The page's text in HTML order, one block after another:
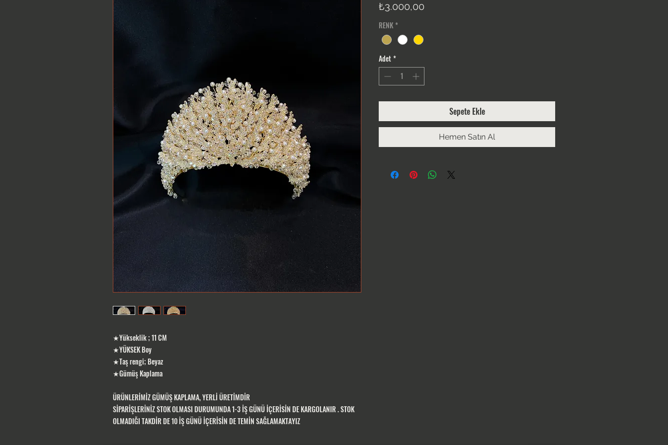
★Yükseklik ; 11 CM
★YÜKSEK Boy
★Taş rengi; Beyaz
★Gümüş Kaplama
ÜRÜNLERİMİZ GÜMÜŞ KAPLAMA, YERLİ ÜRETİMDİR
SİPARİŞLERİNİZ STOK OLMASI DURUMUNDA 1-3 İŞ GÜNÜ İÇERİSİN DE KARGOLANIR . STOK
OLMADIĞI TAKDİR DE 10 İŞ GÜNÜ İÇERİSİN DE TEMİN SAĞLAMAKTAYIZ
₺3.000,00
RENK *
Adet*
Sepete Ekle
Hemen Satın Al